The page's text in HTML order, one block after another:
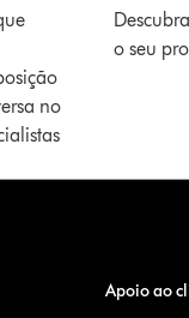
no
o seu
Apoio ao